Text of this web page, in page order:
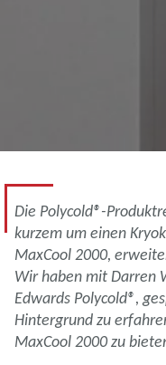
Die Polycold®-
kurzem um einen
MaxCool 2000,
Wir haben mit Darren
Edwards Polycold®,
Hintergrund zu
MaxCool 2000 zu